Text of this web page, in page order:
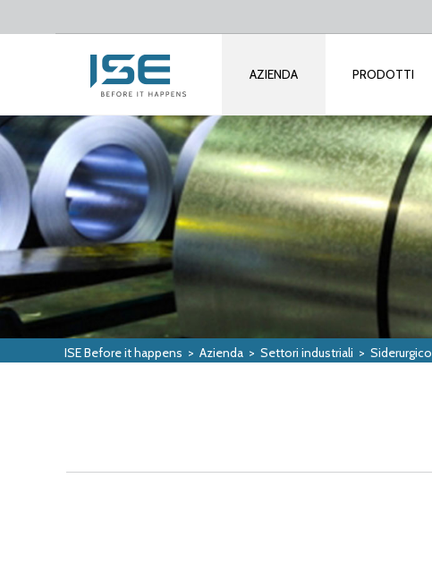
AZIENDA PRODOTTI
ISE Before it happens > Azienda > Settori industriali > Siderurgico